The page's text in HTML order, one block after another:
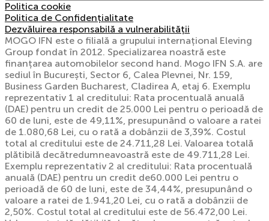
Politica cookie
Politica de Confidențialitate
Dezvăluirea responsabilă a vulnerabilității
MOGO IFN este o filială a grupului internațional Eleving
Group fondat în 2012. Specializarea noastră este
finanțarea automobilelor second hand. Mogo IFN S.A. are
sediul în București, Sector 6, Calea Plevnei, Nr. 159,
Business Garden Bucharest, Cladirea A, etaj 6. Exemplu
reprezentativ 1 al creditului: Rata procentuală anuală
(DAE) pentru un credit de 25.000 Lei pentru o perioadă de
60 de luni, este de 49,11%, presupunând o valoare a ratei
de 1.080,68 Lei, cu o rată a dobânzii de 3,39%. Costul
total al creditului este de 24.711,28 Lei. Valoarea totală
plătibilă decătredumneavoastră este de 49.711,28 Lei.
Exemplu reprezentativ 2 al creditului: Rata procentuală
anuală (DAE) pentru un credit de60.000 Lei pentru o
perioadă de 60 de luni, este de 34,44%, presupunând o
valoare a ratei de 1.941,20 Lei, cu o rată a dobânzii de
2,50%. Costul total al creditului este de 56.472,00 Lei.